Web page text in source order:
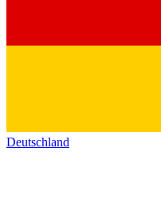
Deutschland